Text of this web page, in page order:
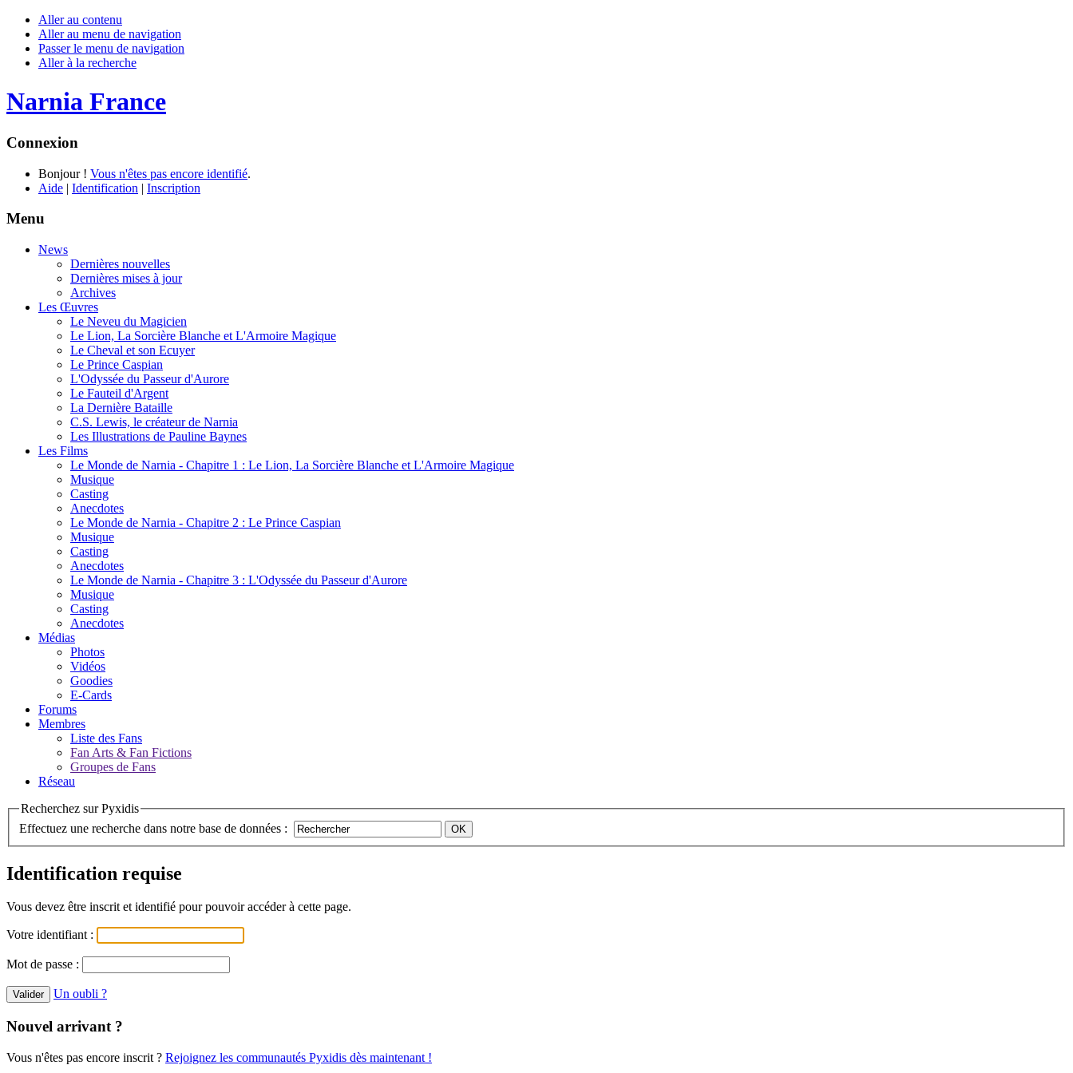
Aller au contenu
Aller au menu de navigation
Passer le menu de navigation
Aller à la recherche
Narnia France
Connexion
Bonjour ! Vous n'êtes pas encore identifié.
Aide | Identification | Inscription
Menu
News
Dernières nouvelles
Dernières mises à jour
Archives
Les Œuvres
Le Neveu du Magicien
Le Lion, La Sorcière Blanche et L'Armoire Magique
Le Cheval et son Ecuyer
Le Prince Caspian
L'Odyssée du Passeur d'Aurore
Le Fauteil d'Argent
La Dernière Bataille
C.S. Lewis, le créateur de Narnia
Les Illustrations de Pauline Baynes
Les Films
Le Monde de Narnia - Chapitre 1 : Le Lion, La Sorcière Blanche et L'Armoire Magique
Musique
Casting
Anecdotes
Le Monde de Narnia - Chapitre 2 : Le Prince Caspian
Musique
Casting
Anecdotes
Le Monde de Narnia - Chapitre 3 : L'Odyssée du Passeur d'Aurore
Musique
Casting
Anecdotes
Médias
Photos
Vidéos
Goodies
E-Cards
Forums
Membres
Liste des Fans
Fan Arts & Fan Fictions
Groupes de Fans
Réseau
Recherchez sur Pyxidis
Effectuez une recherche dans notre base de données :
Identification requise
Vous devez être inscrit et identifié pour pouvoir accéder à cette page.
Votre identifiant :
Mot de passe :
Un oubli ?
Nouvel arrivant ?
Vous n'êtes pas encore inscrit ? Rejoignez les communautés Pyxidis dès maintenant !